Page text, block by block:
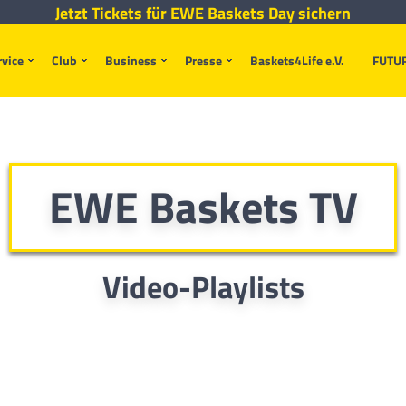
Club Business Presse Baskets4Life e.V.
Jetzt Tickets für EWE Baskets Day sichern
EWE Baskets TV
Video-Playlists